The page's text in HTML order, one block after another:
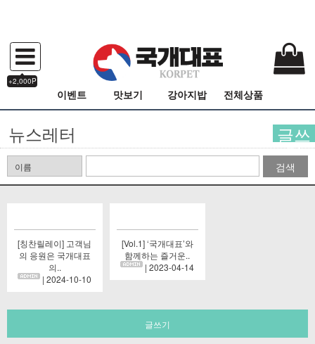
+2,000P
이벤트 맛보기 강아지밥 전체상품
뉴스레터 글쓰
기
검색
[칭찬릴레이] 고객님
의 응원은 국개대표
의..
| 2024-10-10
[Vol.1] ‘국개대표’와
함께하는 즐거운..
| 2023-04-14
글쓰기